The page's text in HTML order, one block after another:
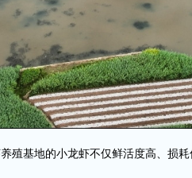
殖基地的小龙虾不仅鲜活度高、损